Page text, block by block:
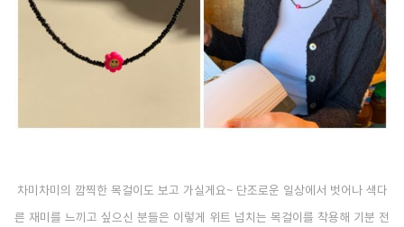
차미차미의 깜찍한 목걸이도 보고 가실게요~ 단조로운 일상에서 벗어나 색다
른 재미를 느끼고 싶으신 분들은 이렇게 위트 넘치는 목걸이를 착용해 기분 전